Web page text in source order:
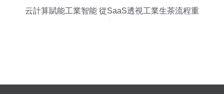
云計算賦能工業智能 從SaaS透視工業生茶流程重